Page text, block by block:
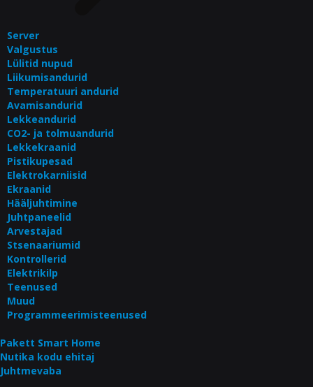
Server
Valgustus
Lülitid nupud
Liikumisandurid
Temperatuuri andurid
Avamisandurid
Lekkeandurid
CO2- ja tolmuandurid
Lekkekraanid
Pistikupesad
Elektrokarniisid
Ekraanid
Hääljuhtimine
Juhtpaneelid
Arvestajad
Stsenaariumid
Kontrollerid
Elektrikilp
Teenused
Muud
Programmeerimisteenused
Pakett Smart Home
Nutika kodu ehitaj
Juhtmevaba